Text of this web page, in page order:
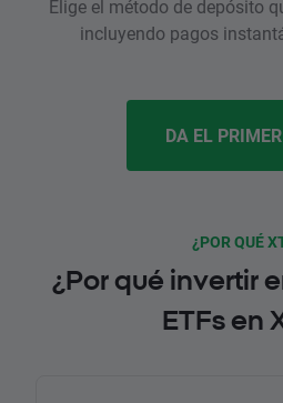
Elige el método de depósito
incluyendo pagos
DA EL
¿POR QUÉ
¿Por qué invertir
ETFs en